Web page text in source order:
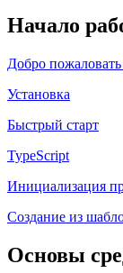
Начало
Добро
Установка
Быстрый старт
TypeScript
Инициализация
Создание из
Основы